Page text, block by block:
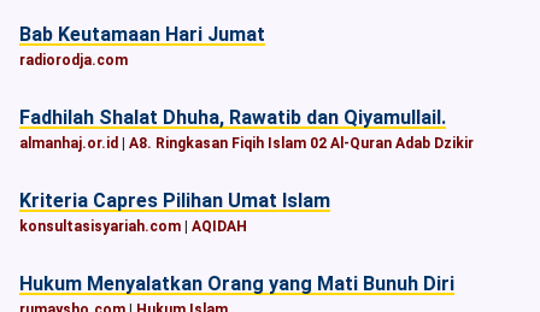
Bab Keutamaan Hari Jumat
radiorodja.com
Fadhilah Shalat Dhuha, Rawatib dan Qiyamullail.
almanhaj.or.id A8. Ringkasan Fiqih Islam 02 Al-Quran Adab Dzikir
Kriteria Capres Pilihan Umat Islam
konsultasisyariah.com AQIDAH
Hukum Menyalatkan Orang yang Mati Bunuh Diri